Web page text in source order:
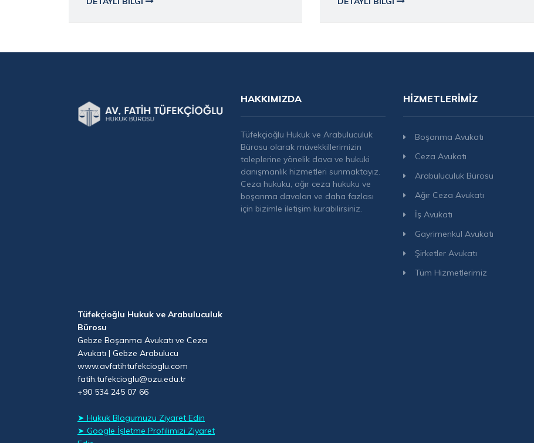
HAKKIMIZDA
Tüfekçioğlu Hukuk ve Arabuluculuk
Bürosu olarak müvekkillerimizin
taleplerine yönelik dava ve hukuki
danışmanlık hizmetleri sunmaktayız.
Ceza hukuku, ağır ceza hukuku ve
boşanma davaları ve daha fazlası
için bizimle iletişim kurabilirsiniz.
HIZMETLERIMIZ
Boşanma Avukatı
Ceza Avukatı
Arabuluculuk Bürosu
Ağır Ceza Avukatı
İş Avukatı
Gayrimenkul Avukatı
Şirketler Avukatı
Tüm Hizmetlerimiz
Tüfekçioğlu Hukuk ve Arabuluculuk
Bürosu
Gebze Boşanma Avukatı ve Ceza
Avukatı | Gebze Arabulucu
www.avfatihtufekcioglu.com
fatih.tufekcioglu@ozu.edu.tr
+90 534 245 07 66
➤ Hukuk Blogumuzu Ziyaret Edin
➤ Google İşletme Profilimizi Ziyaret